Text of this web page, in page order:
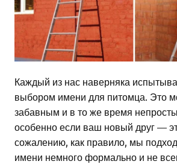
Каждый из нас наверняка
выбором имени для питомца. Это
забавным и в то же время
особенно если ваш новый друг —
сожалению, как правило, мы
имени немного формально и не